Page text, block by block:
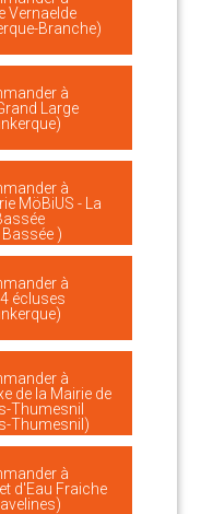
Vernaelde
Branche)
à
Large
à
MöBiUS - La
Bassée )
à
4 écluses
à
de la Mairie de
Thumesnil
Thumesnil)
à
d'Eau Fraiche